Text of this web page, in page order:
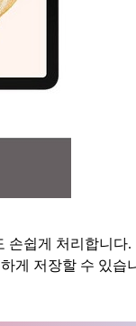
쉽게 처리합니다.
게 저장할 수 있습